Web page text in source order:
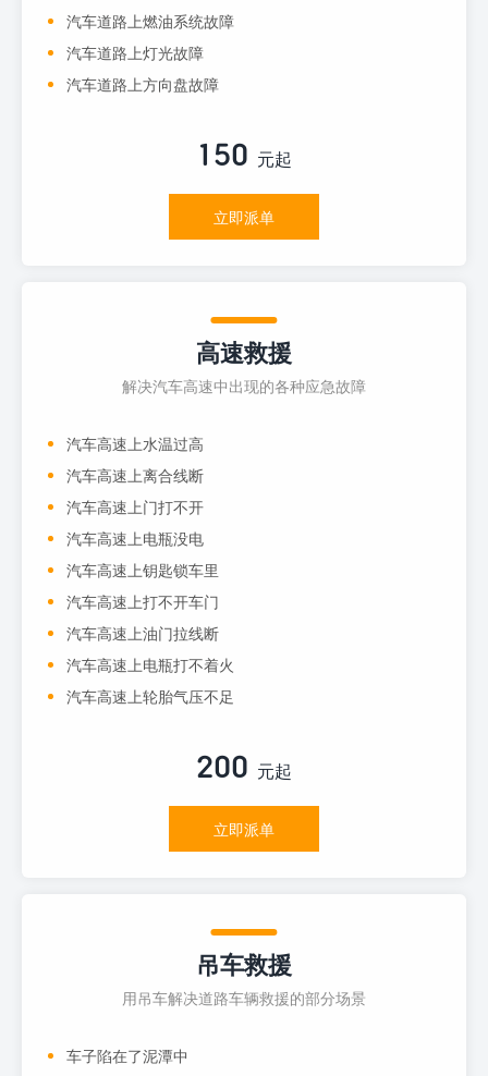
汽车道路上燃油系统故障
汽车道路上灯光故障
汽车道路上方向盘故障
150 元起
立即派单
高速救援
解决汽车高速中出现的各种应急故障
汽车高速上水温过高
汽车高速上离合线断
汽车高速上门打不开
汽车高速上电瓶没电
汽车高速上钥匙锁车里
汽车高速上打不开车门
汽车高速上油门拉线断
汽车高速上电瓶打不着火
汽车高速上轮胎气压不足
200 元起
立即派单
吊车救援
用吊车解决道路车辆救援的部分场景
车子陷在了泥潭中